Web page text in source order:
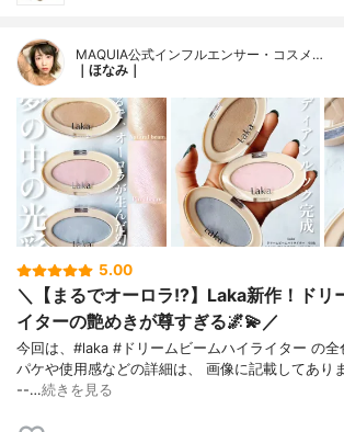
MAQUIA公式インフルエンサー・コスメ…
｜ほなみ｜
5.00
＼【まるでオーロラ!?】Laka新作！ドリ
イターの艶めきが尊すぎる🌌💫／
今回は、#laka #ドリームビームハイライター の全
パケや使用感などの詳細は、 画像に記載して
--…続きを見る